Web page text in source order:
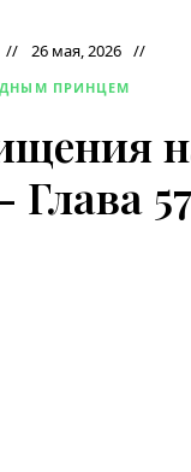
26 мая, 2026
ПРИНЦЕМ